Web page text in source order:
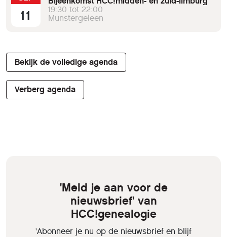
11
19:30 tot 22:00
Munstergeleen
Bekijk de volledige agenda
Verberg agenda
'Meld je aan voor de
nieuwsbrief' van
HCC!genealogie
'Abonneer je nu op de nieuwsbrief en blijf